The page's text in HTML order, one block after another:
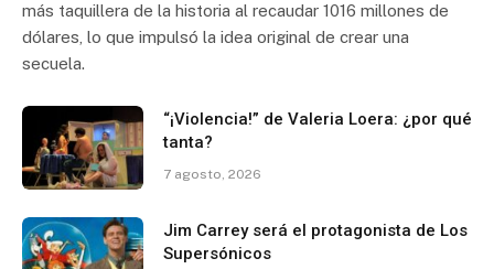
más taquillera de la historia al recaudar 1016 millones de
dólares, lo que impulsó la idea original de crear una
secuela.
“¡Violencia!” de Valeria Loera: ¿por qué
tanta?
7 agosto, 2026
Jim Carrey será el protagonista de Los
Supersónicos